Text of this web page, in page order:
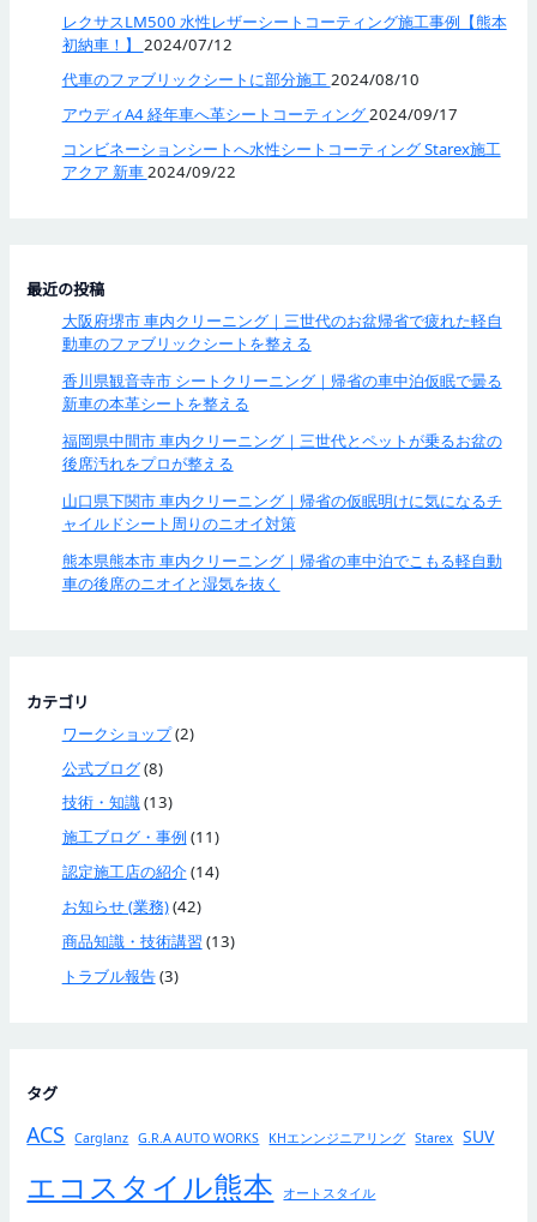
レクサスLM500 水性レザーシートコーティング施工事例【熊本
初納車！】 2024/07/12
代車のファブリックシートに部分施工2024/08/10
アウディA4 経年車へ革シートコーティング2024/09/17
コンビネーションシートへ水性シートコーティング Starex施工
アクア 新車2024/09/22
最近の投稿
大阪府堺市 車内クリーニング｜三世代のお盆帰省で疲れた軽自
動車のファブリックシートを整える
香川県観音寺市 シートクリーニング｜帰省の車中泊仮眠で曇る
新車の本革シートを整える
福岡県中間市 車内クリーニング｜三世代とペットが乗るお盆の
後席汚れをプロが整える
山口県下関市 車内クリーニング｜帰省の仮眠明けに気になるチ
ャイルドシート周りのニオイ対策
熊本県熊本市 車内クリーニング｜帰省の車中泊でこもる軽自動
車の後席のニオイと湿気を抜く
カテゴリ
ワークショップ(2)
公式ブログ(8)
技術・知識(13)
施工ブログ・事例 (11)
認定施工店の紹介(14)
お知らせ (業務)(42)
商品知識・技術講習 (13)
トラブル報告(3)
タグ
ACS Carglanz G.R.A AUTO WORKS KHエンンジニアリング Starex SUV
エコスタイル熊本 オートスタイル